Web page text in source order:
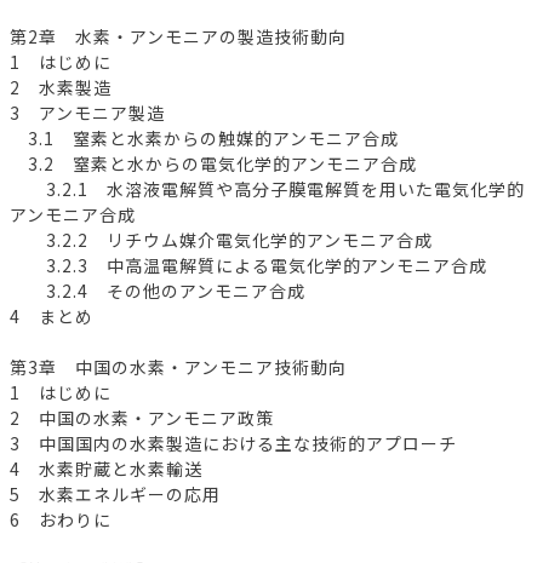
第2章 水素・アンモニアの製造技術動向
1 はじめに
2 水素製造
3 アンモニア製造
3.1 窒素と水素からの触媒的アンモニア合成
3.2 窒素と水からの電気化学的アンモニア合成
3.2.1 水溶液電解質や高分子膜電解質を用いた電気化学的
アンモニア合成
3.2.2 リチウム媒介電気化学的アンモニア合成
3.2.3 中高温電解質による電気化学的アンモニア合成
3.2.4 その他のアンモニア合成
4 まとめ
第3章 中国の水素・アンモニア技術動向
1 はじめに
2 中国の水素・アンモニア政策
3 中国国内の水素製造における主な技術的アプローチ
4 水素貯蔵と水素輸送
5 水素エネルギーの応用
6 おわりに